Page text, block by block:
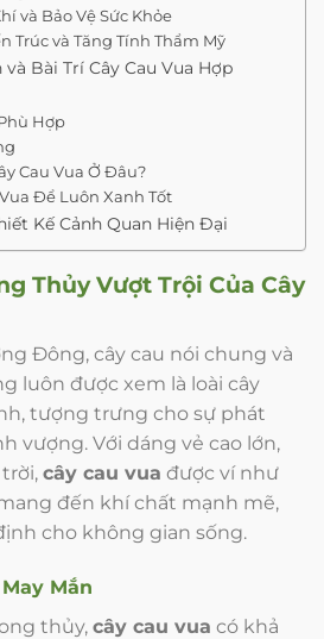
và Bảo Vệ Sức Khỏe
Trúc và Tăng Tính Thẩm Mỹ
Bài Trí Cây Cau Vua Hợp
Hợp
Cau Vua Ở Đâu?
Để Luôn Xanh Tốt
Kế Cảnh Quan Hiện Đại
Thủy Vượt Trội Của Cây
Đông, cây cau nói chung và
luôn được xem là loài cây
tượng trưng cho sự phát
vượng. Với dáng vẻ cao lớn,
cây cau vua được ví như
đến khí chất mạnh mẽ,
cho không gian sống.
Mắn
thủy, cây cau vua có khả